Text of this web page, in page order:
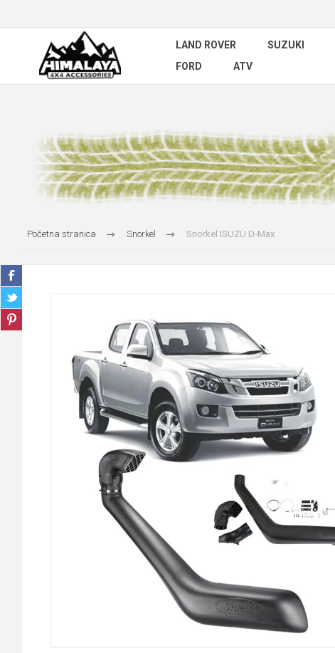
LAND ROVER SUZUKI
FORD
ATV
Početna stranica Snorkel Snorkel ISUZU D-Max